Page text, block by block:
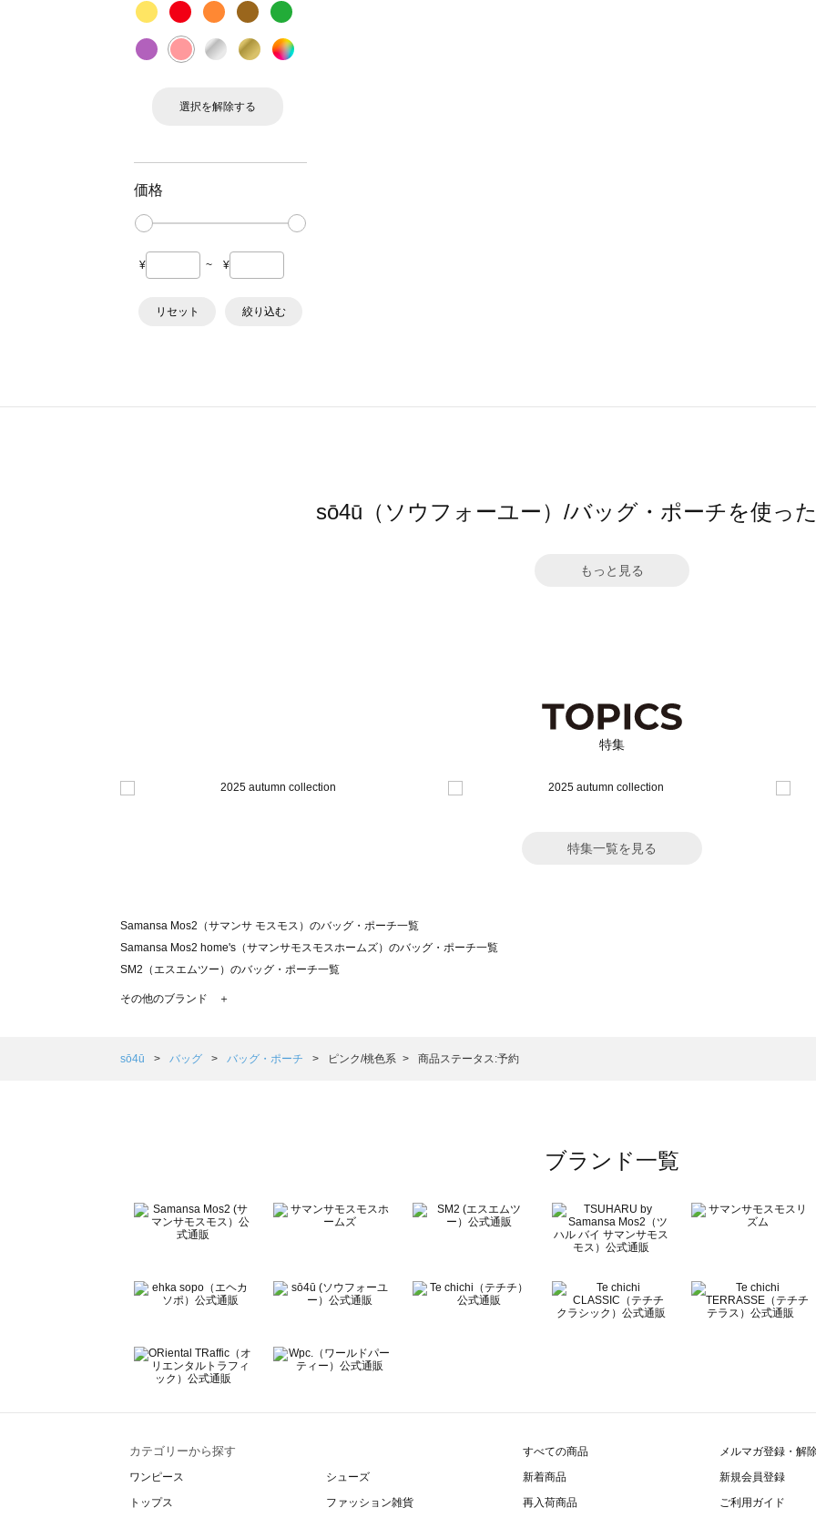
選択を解除する
価格
¥ ~ ¥
リセット 絞り込む
sō4ū（ソウフォーユー）/バッグ・ポーチを使っ
もっと見る
特集
特集一覧を見る
Samansa Mos2（サマンサ モスモス）のバッグ・ポーチ一覧
Samansa Mos2 home's（サマンサモスモスホームズ）のバッグ・ポーチ一覧
SM2（エスエムツー）のバッグ・ポーチ一覧
TSUHARU by Samansa Mos2（ツハルバイサマンサモスモス）のバッグ・ポーチ一覧
Samansa Mos2 Lagom（サマンサモスモス ラーゴム）のバッグ・ポーチ一覧
BETTY'S BLUE（べティーズブルー）のバッグ・ポーチ一覧
Wpc.（ワールドパーティー）のバッグ・ポーチ一覧
その他のブランド ＋
sō4ū バッグ バッグ・ポーチ ピンク/桃色系 商品ステータス:予約
ブランド一覧
カテゴリーから探す
ワンピース
トップス
シューズ
ファッション雑貨
すべての商品
新着商品
再入荷商品
メルマガ登録・解
新規会員登録
ご利用ガイド